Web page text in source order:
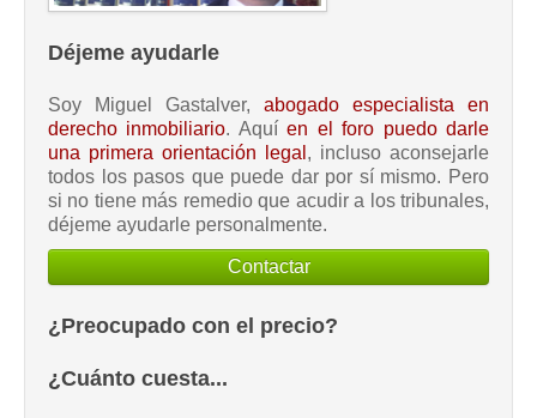
Déjeme ayudarle
Soy Miguel Gastalver, abogado especialista en
derecho inmobiliario. Aquíen el foro puedo darle
una primera orientación legal , incluso aconsejarle
todos los pasos que puede dar por sí mismo. Pero
si no tiene más remedio que acudir a los tribunales,
déjeme ayudarle personalmente.
Contactar
¿Preocupado con el precio?
¿Cuánto cuesta...